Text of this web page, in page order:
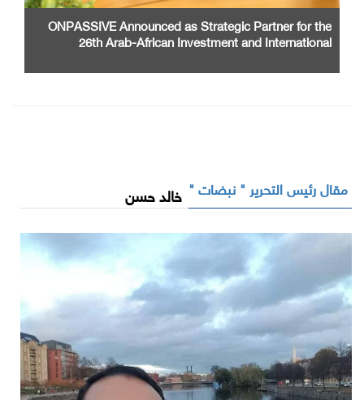
ONPASSIVE Announced as Strategic Partner for the
26th Arab-African Investment and International
مقال رئيس التحرير " نبضات " خالد حسن